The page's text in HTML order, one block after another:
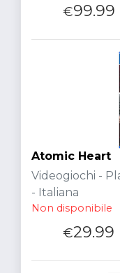
€99.99
Atomic Heart
Videogiochi -
- Italiana
Non disponibile
€29.99